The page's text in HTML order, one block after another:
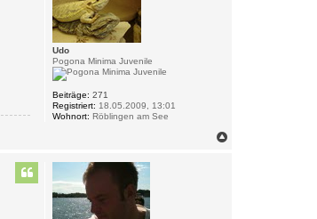
Udo
Pogona Minima Juvenile
Beiträge: 271
Registriert: 18.05.2009, 13:01
Wohnort: Röblingen am See